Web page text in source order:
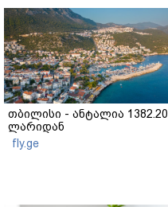
თბილისი - ანტალია 1382.20
ლარიდან
fly.ge